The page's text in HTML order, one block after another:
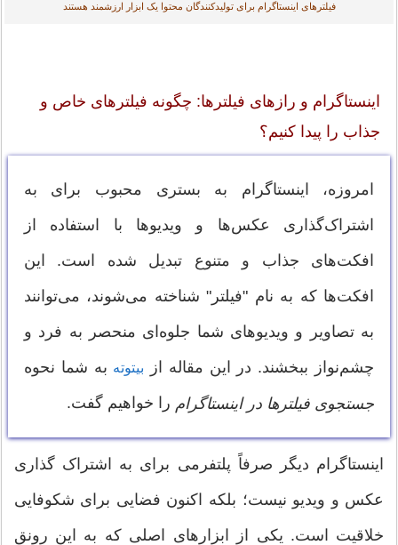
فیلترهای اینستاگرام برای تولیدکنندگان محتوا یک ابزار ارزشمند هستند
اینستاگرام و رازهای فیلترها: چگونه فیلترهای خاص و
جذاب را پیدا کنیم؟
امروزه، اینستاگرام به بستری محبوب برای به
اشتراک‌گذاری عکس‌ها و ویدیوها با استفاده از
افکت‌های جذاب و متنوع تبدیل شده است. این
افکت‌ها که به نام "فیلتر" شناخته می‌شوند، می‌توانند
به تصاویر و ویدیوهای شما جلوه‌ای منحصر به فرد و
چشم‌نواز ببخشند. در این مقاله از
بیتوته به شما نحوه
جستجوی فیلترها در اینستاگرام را خواهیم گفت.
اینستاگرام دیگر صرفاً پلتفرمی برای به اشتراک گذاری
عکس و ویدیو نیست؛ بلکه اکنون فضایی برای شکوفایی
خلاقیت است. یکی از ابزارهای اصلی که به این رونق